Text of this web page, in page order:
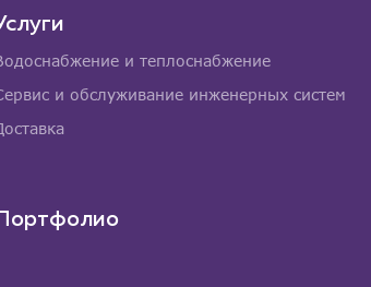
и теплоснабжение
и обслуживание инженерных систем